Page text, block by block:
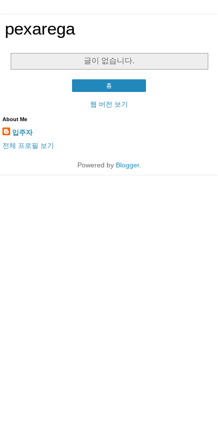
pexarega
글이 없습니다.
홈
웹 버전 보기
About Me
입주자
전체 프로필 보기
Powered by Blogger.